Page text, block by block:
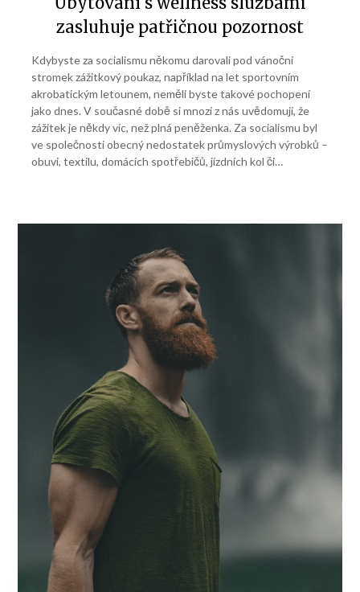
zasluhuje patřičnou pozornost
Kdybyste za socialismu někomu darovali pod vánoční
stromek zážitkový poukaz, například na let sportovním
akrobatickým letounem, neměli byste takové pochopení
jako dnes. V současné době si mnozí z nás uvědomují, že
zážitek je někdy víc, než plná peněženka. Za socialismu byl
ve společnosti obecný nedostatek průmyslových výrobků –
obuvi, textilu, domácích spotřebičů, jízdních kol či…